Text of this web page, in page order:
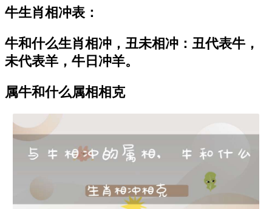
牛生肖相冲表：
牛和什么生肖相冲，丑未相冲：丑代表牛，
未代表羊，牛日冲羊。
属牛和什么属相相克